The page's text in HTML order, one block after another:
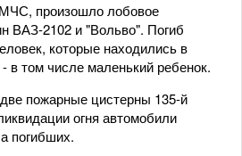
произошло лобовое
ВАЗ-2102 и "Вольво". Погиб
которые находились в
в том числе маленький ребенок.
пожарные цистерны 135-й
огня автомобили
погибших.